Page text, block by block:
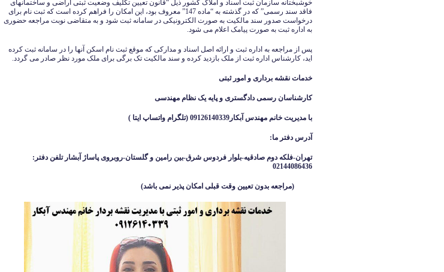
خوشبختانه سازمان ثبت اسناد و املاک کشور ذیل “قانون تعیین تکلیف وضعیت ثبتی اراضی و ساختمانهای
فاقد سند رسمی” که در گذشته به “ماده 147” معروف بود، این امکان را فراهم کرده است که ثبت نام برای
درخواست صدور سند مالکیت به صورت الکترونیکی در سامانه ثبت شود و به متقاضی نوبت مراجعه حضوری
به اداره ثبت به صورت پیامک اعلام می شود.
پس از مراجعه به اداره ثبت و ارائه اصل اسناد و مدارکی که موقع ثبت نام اسکن آنها را در سامانه ثبت کرده
اید، کارشناس اداره ثبت از ملک بازدید کرده و سند مالکیت تک برگی برای ملک مورد نظر صادر می گردد.
خدمات نقشه برداری و امور ثبتی
کارشناسان رسمی دادگستری و پایه یک نظام مهندسی
با مدیریت خانم مهندس آبکار09126140339 (تلگرام واتساپ ایتا )
آدرس دفتر ما:
تهران-فلکه دوم صادقیه-بلوار فردوس شرق-بین رامین و گلستان-روبروی پاساژ آبشار تلفن دفتر:
02144086436
(مراجعه بدون تعیین وقت قبلی امکان پذیر نمی باشد)